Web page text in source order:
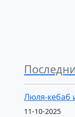
Люля-кебаб
11-10-2025